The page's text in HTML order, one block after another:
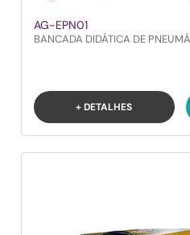
AG-EPN01
BANCADA DIDÁTICA DE
+ DETALHES